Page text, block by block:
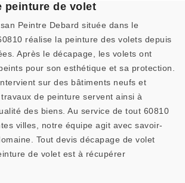
peinture de volet
Peintre Debard située dans le
réalise la peinture des volets depuis
Après le décapage, les volets ont
pour son esthétique et sa protection.
sur des bâtiments neufs et
de peinture servent ainsi à
des biens. Au service de tout 60810
villes, notre équipe agit avec savoir-
Tout devis décapage de volet
de volet est à récupérer